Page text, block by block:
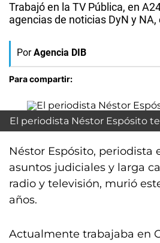
Trabajó en la TV Pública, en
agencias de noticias DyN y
Por Agencia DIB
Para compartir:
El periodista Néstor Espósito
Néstor Espósito, periodista
asuntos judiciales y larga
radio y televisión, murió
años.
Actualmente trabajaba en